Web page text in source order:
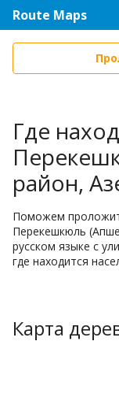
Route Maps
Где
район,
Поможем
Перекешкюль
русском языке с
где находится
Карта